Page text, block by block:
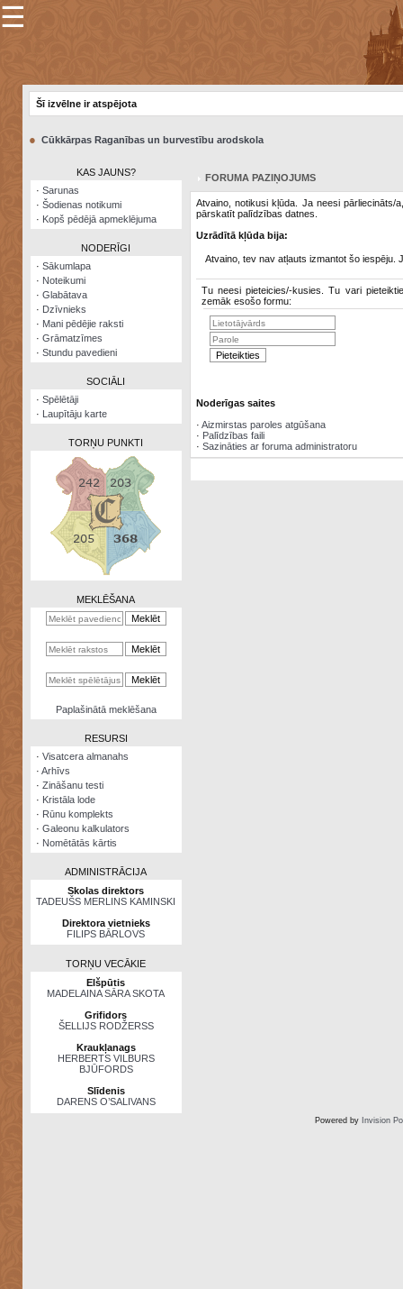
×
Šodienas
notikumi
Visatcera
almanahs
Arhīvs
Zināšanu
kalkulators
Nomētātās
☰
Šī izvēlne ir atspējota
● Cūkkārpas Raganības un burvestību arodskola
KAS JAUNS?
· Sarunas
· Šodienas notikumi
· Kopš pēdējā apmeklējuma
NODERĪGI
· Sākumlapa
· Noteikumi
· Glabātava
· Dzīvnieks
· Mani pēdējie raksti
· Grāmatzīmes
· Stundu pavedieni
SOCIĀLI
· Spēlētāji
· Laupītāju karte
TORŅU PUNKTI
MEKLĒŠANA
Paplašinātā meklēšana
RESURSI
· Visatcera almanahs
· Arhīvs
· Zināšanu testi
· Kristāla lode
· Rūnu komplekts
· Galeonu kalkulators
· Nomētātās kārtis
ADMINISTRĀCIJA
Skolas direktors
TADEUŠS MERLINS KAMINSKI
Direktora vietnieks
FILIPS BĀRLOVS
TORŅU VECĀKIE
Elšpūtis
MADELAINA SĀRA SKOTA
Grifidors
ŠELLIJS RODŽERSS
Kraukļanags
HERBERTS VILBURS
BJŪFORDS
Slīdenis
DARENS O’SALIVANS
FORUMA PAZIŅOJUMS
Atvaino, notikusi kļūda. Ja neesi pārliecināts/
pārskatīt palīdzības datnes.
Uzrādītā kļūda bija:
Atvaino, tev nav atļauts izmantot šo iespēju.
Tu neesi pieteicies/-kusies. Tu vari
zemāk esošo formu:
Noderīgas saites
· Aizmirstas paroles atgūšana
· Palīdzības faili
· Sazināties ar foruma administratoru
Powered by Invision